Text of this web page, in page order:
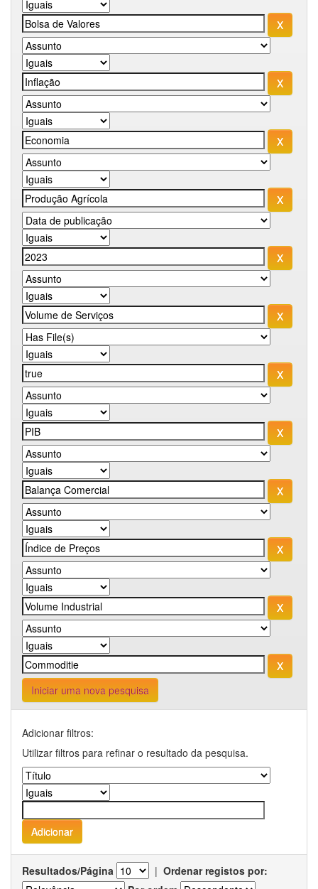
Iniciar uma nova pesquisa
Adicionar filtros:
Utilizar filtros para refinar o resultado da pesquisa.
Resultados/Página | Ordenar registos por: